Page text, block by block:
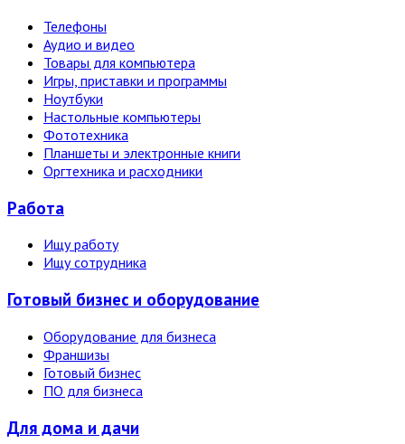
Телефоны
Аудио и видео
Товары для компьютера
Игры, приставки и программы
Ноутбуки
Настольные компьютеры
Фототехника
Планшеты и электронные книги
Оргтехника и расходники
Работа
Ищу работу
Ищу сотрудника
Готовый бизнес и оборудование
Оборудование для бизнеса
Франшизы
Готовый бизнес
ПО для бизнеса
Для дома и дачи